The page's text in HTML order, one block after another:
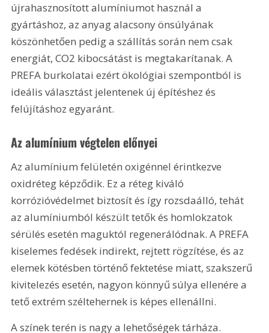
újrahasznosított alumíniumot használ a
gyártáshoz, az anyag alacsony önsúlyának
köszönhetően pedig a szállítás során nem csak
energiát, CO2 kibocsátást is megtakarítanak. A
PREFA burkolatai ezért ökológiai szempontból is
ideális választást jelentenek új építéshez és
felújításhoz egyaránt.
Az alumínium végtelen előnyei
Az alumínium felületén oxigénnel érintkezve
oxidréteg képződik. Ez a réteg kiváló
korrózióvédelmet biztosít és így rozsdaálló, tehát
az alumíniumból készült tetők és homlokzatok
sérülés esetén maguktól regenerálódnak. A PREFA
kiselemes fedések indirekt, rejtett rögzítése, és az
elemek kötésben történő fektetése miatt, szakszerű
kivitelezés esetén, nagyon könnyű súlya ellenére a
tető extrém széltehernek is képes ellenállni.
A színek terén is nagy a lehetőségek tárháza.